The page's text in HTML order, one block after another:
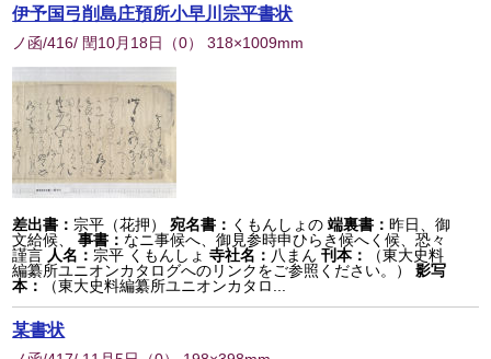
伊予国弓削島庄預所小早川宗平書状
ノ函/416/ 閏10月18日 （0） 318×1009mm
差出書： 宗平（花押） 宛名書： くもんしょの 端裏書：昨日、御
文給候、
事書： なニ事候へ、御見参時申ひらき候へく候、恐々
謹言 人名： 宗平 くもんしょ 寺社名： 八まん 刊本：
（東大史料
編纂所ユニオンカタログへのリンクをご参照ください。）
影写
本：
（東大史料編纂所ユニオンカタロ...
某書状